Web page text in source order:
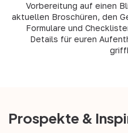
Vorbereitung auf einen
aktuellen Broschüren, den
Formulare und
Details für euren
Prospekte &